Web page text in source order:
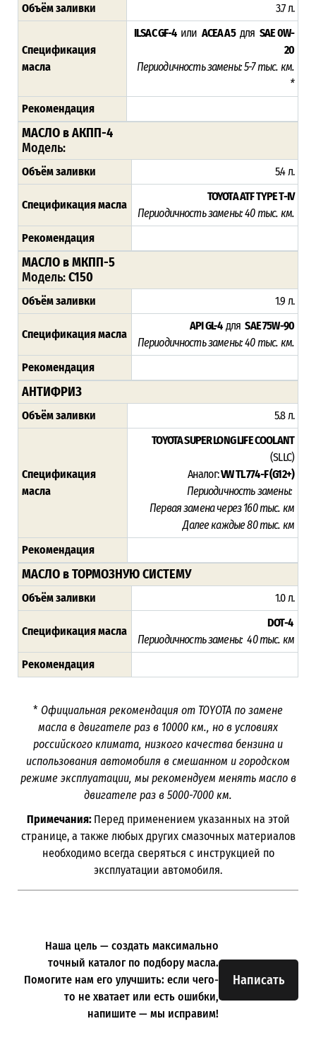
Объём заливки 3.7 л.
Спецификация
масла
ILSAC GF-4 или ACEA A5для SAE 0W-
20
Периодичность замены: 5-7 тыс. км.
*
Рекомендация
МАСЛО в АКПП-4
Модель:
Объём заливки 5.4 л.
Спецификация масла
TOYOTA ATF TYPE T-IV
Периодичность замены: 40 тыс. км.
Рекомендация
МАСЛО в МКПП-5
Модель:C150
Объём заливки 1.9 л.
Спецификация масла
API GL-4 дляSAE 75W-90
Периодичность замены: 40 тыс. км.
Рекомендация
АНТИФРИЗ
Объём заливки 5.8 л.
Спецификация
масла
TOYOTA SUPER LONG LIFE COOLANT
(SLLC)
Аналог:VW TL 774-F (G12+)
Периодичность замены:
Первая замена через 160 тыс. км
Далее каждые 80 тыс. км
Рекомендация
МАСЛО в ТОРМОЗНУЮ СИСТЕМУ
Объём заливки 1.0 л.
Спецификация масла
DOT-4
Периодичность замены: 40 тыс. км
Рекомендация
* Официальная рекомендация от TOYOTA по замене
масла в двигателе раз в 10000 км., но в условиях
российского климата, низкого качества бензина и
использования автомобиля в смешанном и городском
режиме эксплуатации, мы рекомендуем менять масло в
двигателе раз в 5000-7000 км.
Примечания: Перед применением указанных на этой
странице, а также любых других смазочных материалов
необходимо всегда сверяться с инструкцией по
эксплуатации автомобиля.
Написать
Наша цель — создать максимально
точный каталог по подбору масла.
Помогите нам его улучшить: если чего-
то не хватает или есть ошибки,
напишите — мы исправим!